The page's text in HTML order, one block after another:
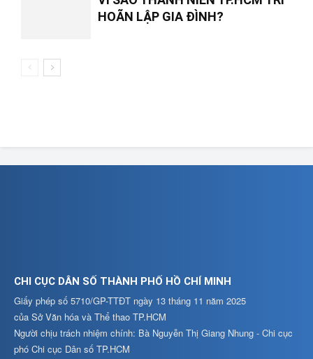
HOÃN LẬP GIA ĐÌNH?
CHI CỤC DÂN SỐ THÀNH PHỐ HỒ CHÍ MINH
Giấy phép số 5710/GP-TTĐT ngày 13 tháng 11 năm 2025
của Sở Văn hóa và Thể thao TP.HCM
Người chịu trách nhiệm chính: Bà Nguyễn Thị Giang Nhung - Chi cục
phó Chi cục Dân số TP.HCM